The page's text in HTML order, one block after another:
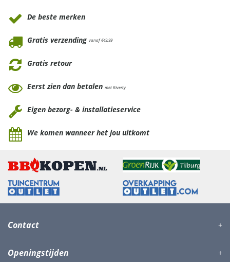
De beste merken
Gratis verzending vanaf €49,99
Gratis retour
Eerst zien dan betalen met Riverty
Eigen bezorg- & installatieservice
We komen wanneer het jou uitkomt
Contact
Openingstijden